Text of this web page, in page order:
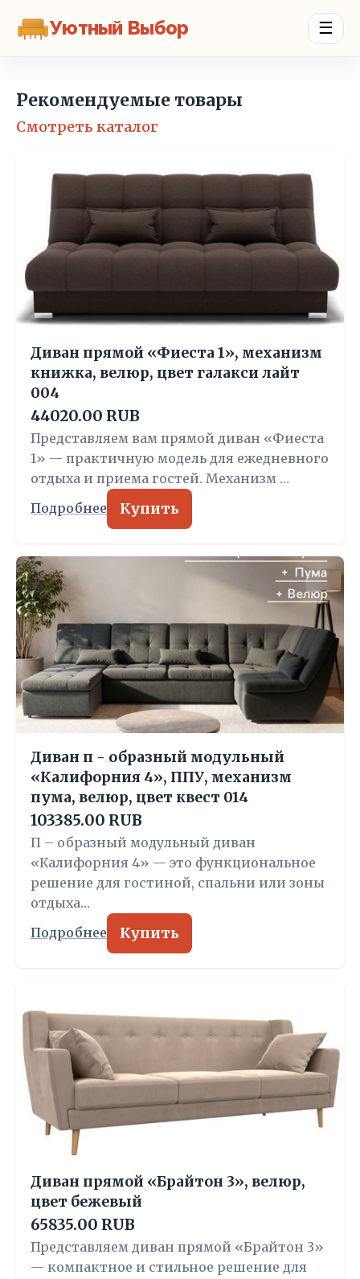
Уютный Выбор ☰
Рекомендуемые товары
Смотреть каталог
Диван прямой «Фиеста 1», механизм
книжка, велюр, цвет галакси лайт
004
44020.00 RUB
Представляем вам прямой диван «Фиеста
1» — практичную модель для ежедневного
отдыха и приема гостей. Механизм …
Подробнее Купить
Диван п - образный модульный
«Калифорния 4», ППУ, механизм
пума, велюр, цвет квест 014
103385.00 RUB
П – образный модульный диван
«Калифорния 4» — это функциональное
решение для гостиной, спальни или зоны
отдыха…
Подробнее Купить
Диван прямой «Брайтон 3», велюр,
цвет бежевый
65835.00 RUB
Представляем диван прямой «Брайтон 3»
— компактное и стильное решение для